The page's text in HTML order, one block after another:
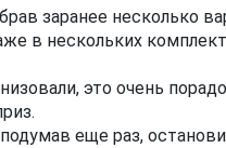
заранее несколько
в нескольких
это очень
еще раз,